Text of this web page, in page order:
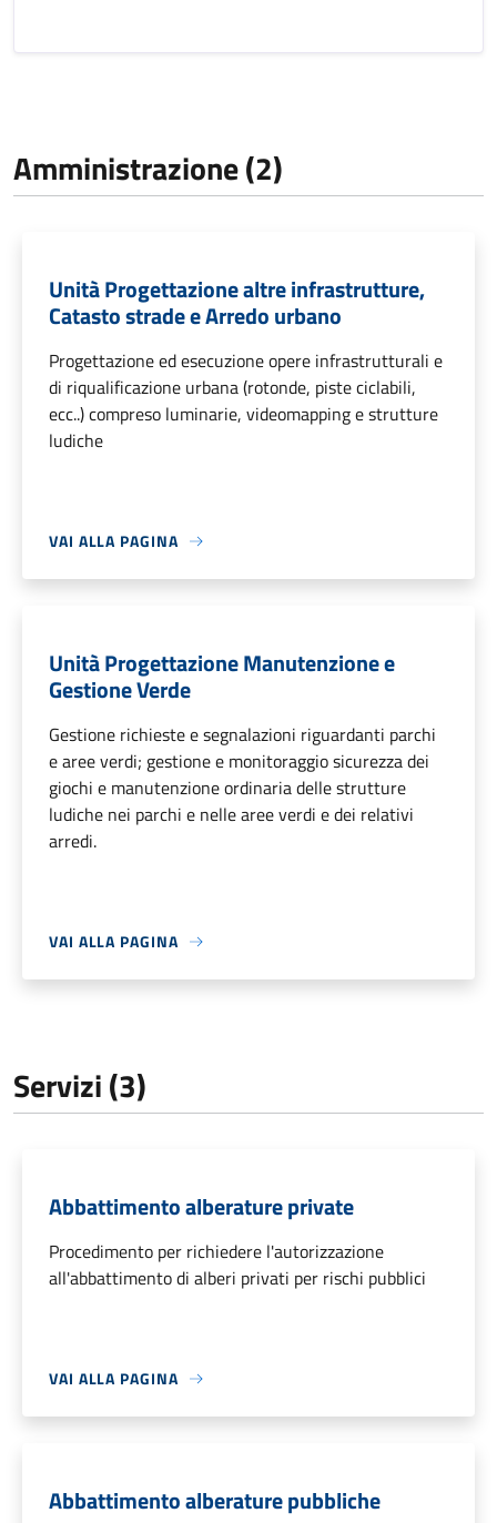
Amministrazione (2)
Unità Progettazione altre infrastrutture,
Catasto strade e Arredo urbano
Progettazione ed esecuzione opere infrastrutturali e
di riqualificazione urbana (rotonde, piste ciclabili,
ecc..) compreso luminarie, videomapping e strutture
ludiche
VAI ALLA PAGINA
Unità Progettazione Manutenzione e
Gestione Verde
Gestione richieste e segnalazioni riguardanti parchi
e aree verdi; gestione e monitoraggio sicurezza dei
giochi e manutenzione ordinaria delle strutture
ludiche nei parchi e nelle aree verdi e dei relativi
arredi.
VAI ALLA PAGINA
Servizi (3)
Abbattimento alberature private
Procedimento per richiedere l'autorizzazione
all'abbattimento di alberi privati per rischi pubblici
VAI ALLA PAGINA
Abbattimento alberature pubbliche